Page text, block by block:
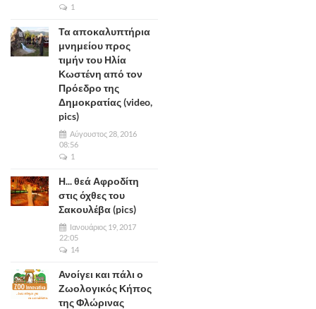
1
Τα αποκαλυπτήρια
μνημείου προς
τιμήν του Ηλία
Κωστένη από τον
Πρόεδρο της
Δημοκρατίας (video,
pics)
Αύγουστος 28, 2016
08:56
1
Η... θεά Αφροδίτη
στις όχθες του
Σακουλέβα (pics)
Ιανουάριος 19, 2017
22:05
14
Ανοίγει και πάλι ο
Ζωολογικός Κήπος
της Φλώρινας